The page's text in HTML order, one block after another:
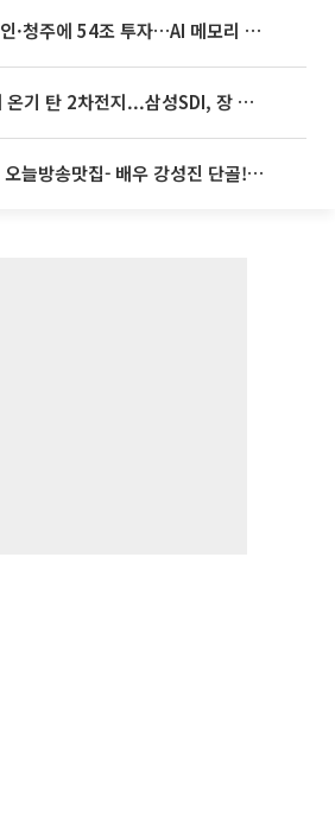
SK하이닉스, 용인·청주에 54조 투자…AI 메모리 생산기지 키운다
[특징주] 반도체 온기 탄 2차전지...삼성SDI, 장 초반 7% 넘게 껑충
'2TV 생생정보' 오늘방송맛집- 배우 강성진 단골! 쌀국수ㆍ푸팟퐁 커리 맛집 '블○○○'